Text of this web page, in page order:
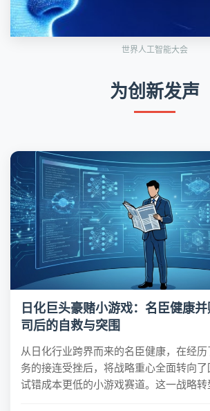
世界人工智能大会
为创新发声
日化巨头豪赌小游戏：名臣健康
司后的自救与突围
从日化行业跨界而来的名臣健康，在经
务的接连受挫后，将战略重心全面转向了
试错成本更低的小游戏赛道。这一战略